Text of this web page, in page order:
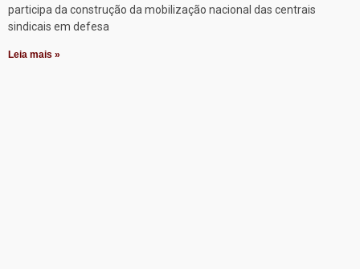
participa da construção da mobilização nacional das centrais
sindicais em defesa
Leia mais »